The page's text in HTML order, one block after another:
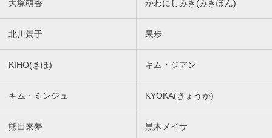
大塚萌香 かわにしみき(みきぽん)
北川景子 果歩
KIHO(きほ) キム・ジアン
キム・ミンジュ KYOKA(きょうか)
熊田来夢 黒木メイサ